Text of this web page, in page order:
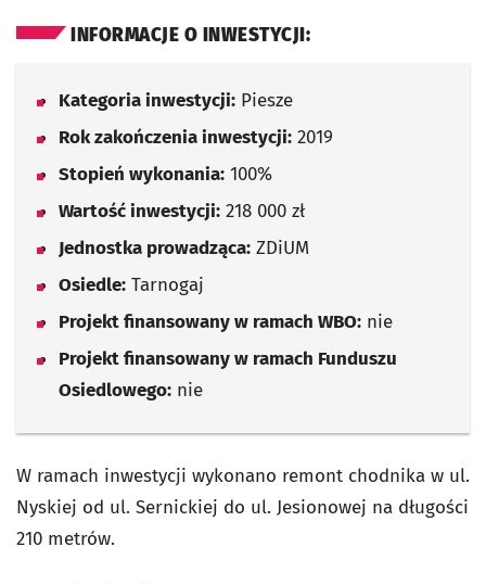
INFORMACJE O INWESTYCJI:
Kategoria inwestycji: Piesze
Rok zakończenia inwestycji: 2019
Stopień wykonania: 100%
Wartość inwestycji: 218 000 zł
Jednostka prowadząca: ZDiUM
Osiedle: Tarnogaj
Projekt finansowany w ramach WBO: nie
Projekt finansowany w ramach Funduszu
Osiedlowego: nie
W ramach inwestycji wykonano remont chodnika w ul.
Nyskiej od ul. Sernickiej do ul. Jesionowej na długości
210 metrów.